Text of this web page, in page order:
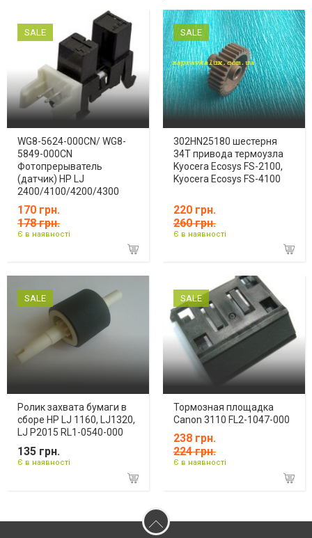
SALE
WG8-5624-000CN/ WG8-
5849-000CN
Фотопрерыватель
(датчик) HP LJ
2400/4100/4200/4300
170 грн.
178 грн.
Є в наявності
SALE
302HN25180 шестерня
34T привода термоузла
Kyocera Ecosys FS-2100,
Kyocera Ecosys FS-4100
220 грн.
260 грн.
Є в наявності
SALE
Ролик захвата бумаги в
сборе HP LJ 1160, LJ1320,
LJ P2015 RL1-0540-000
135 грн.
Є в наявності
SALE
Тормозная площадка
Canon 3110 FL2-1047-000
238 грн.
224 грн.
Є в наявності